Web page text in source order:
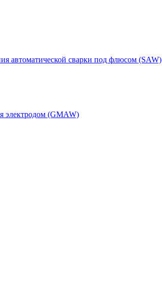
автоматической сварки под флюсом (SAW)
электродом (GMAW)